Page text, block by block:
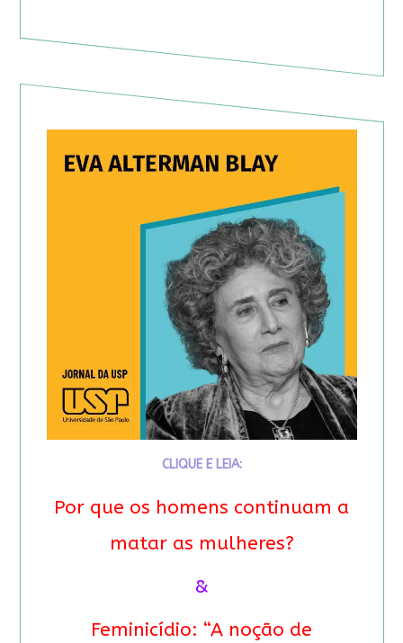
CLIQUE E LEIA:
Por que os homens continuam a
matar as mulheres?
&
Feminicídio: “A noção de